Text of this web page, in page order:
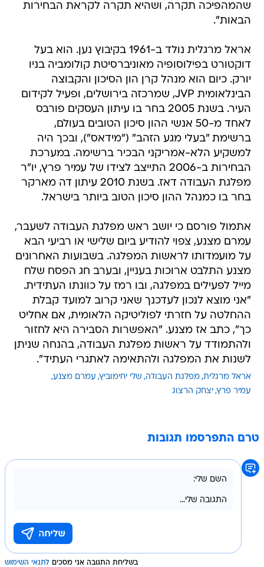
שהמהפיכה תקרה, ושהיא תקרה לקראת הבחירות
הבאות".
אראל מרגלית נולד ב-1961 בקיבוץ נען. הוא בעל
דוקטורט בפילוסופיה מאוניברסיטת קולומביה בניו
יורק. כיום הוא מנהל קרן הון הסיכון והקבוצה
הבינלאומית JVP, שמרכזה בירושלים, ופעיל לקידום
העיר. בשנת 2005 בחר בו עיתון העסקים פורבס
לאחד מ-50 אנשי ההון סיכון הטובים בעולם,
ברשימת "בעלי מגע הזהב" ("מידאס"), ובכך היה
למשקיע הלא-אמריקני הבכיר ברשימה. במערכת
הבחירות ב-2006 התייצב לצידו של עמיר פרץ, יו"ר
מפלגת העבודה דאז. בשנת 2010 עיתון דה מארקר
בחר בו כמנהל ההון סיכון הטוב ביותר בישראל.
אתמול פורסם כי יושב ראש מפלגת העבודה לשעבר,
עמרם מצנע, צפוי להודיע ביום שלישי או רביעי הבא
על מועמדותו לראשות המפלגה. בשבועות האחרונים
מצנע התלבט ארוכות בעניין, ובערב חג הפסח שלח
מייל לפעילים במפלגה, ובו רמז על כוונתו העתידית.
"אני מוצא לנכון לעדכנך שאני קרוב למועד קבלת
ההחלטה על חזרתי לפוליטיקה הלאומית, אם אחליט
כך", כתב אז מצנע. "האפשרות הסבירה היא לחזור
ולהתמודד על ראשות מפלגת העבודה, בהנחה שניתן
לשנות את המפלגה ולהתאימה לאתגרי העתיד".
אראל מרגלית מפלגת העבודה שלי יחימוביץ עמרם מצנע
עמיר פרץ יצחק הרצוג
טרם התפרסמו תגובות
בשליחת התגובה אני מסכים לתנאי השימוש